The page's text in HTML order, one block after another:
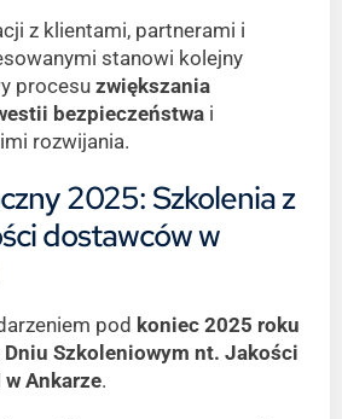
z klientami, partnerami i
stanowi kolejny
procesu zwiększania
bezpieczeństwai
rozwijania.
2025: Szkolenia z
dostawców w
pod koniec 2025 roku
Dniu Szkoleniowym nt. Jakości
Ankarze.